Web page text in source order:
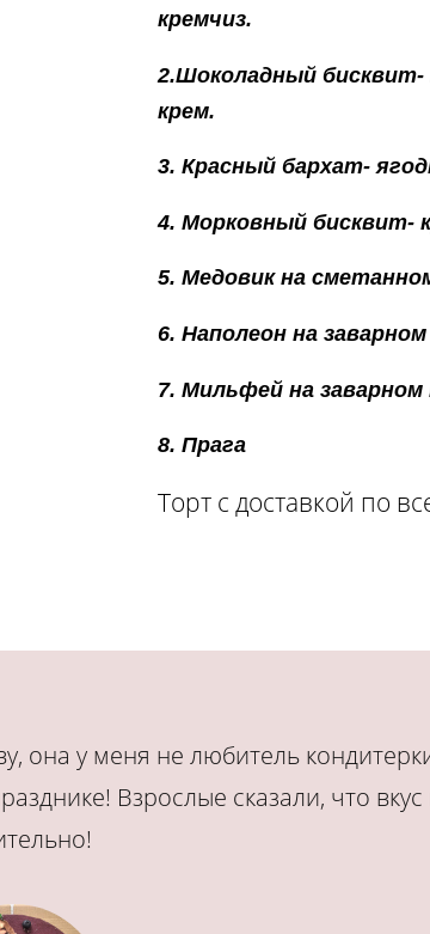
кремчиз.
2.Шоколадный
крем.
3. Красный бархат-
4. Морковный бисквит-
5. Медовик на
6. Наполеон на
7. Мильфей на заварном
8. Прага
Торт с доставкой по
она у меня не любитель
Взрослые сказали, что вкус